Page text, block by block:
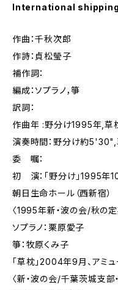
International
作曲：千秋次郎
作詩：貞松瑩子
補作詞：
編成：ソプラノ，箏
訳詞：
作曲年 :野分け1995年,
演奏時間：野分け約
委 嘱：
初 演：「野分け」1995年10
朝日生命ホール（西新宿）
〈1995年新・波の会/秋の
ソプラノ：栗原愛子
箏：牧原くみ子
「草枕」2004年9月、アミ
〈新・波の会/千葉茨城支部